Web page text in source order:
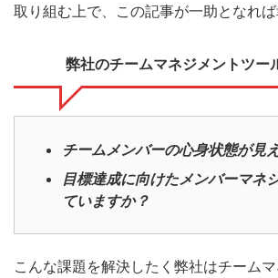
取り組む上で、この記事が一助となれば
弊社のチームマネジメントツー
チームメンバーの心身状態が見
目標達成に向けたメンバーマネ
ていますか？
こんな課題を解決したく弊社はチーム